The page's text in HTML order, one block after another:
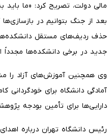
مالی دولت، تصریح کرد: «ما باید
بعد از جنگ بتوانیم در
حذف ردیف‌های مستقل
جدید در برخی دانشکده‌ها
وی همچنین آموزش‌های آزاد را
آمادگی دانشگاه برای
دارایی‌ها برای تأمین بودجه
رئیس دانشگاه تهران درباره